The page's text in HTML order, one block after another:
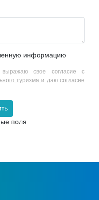
информацию
свое согласие с
туризма и даюсогласие
поля